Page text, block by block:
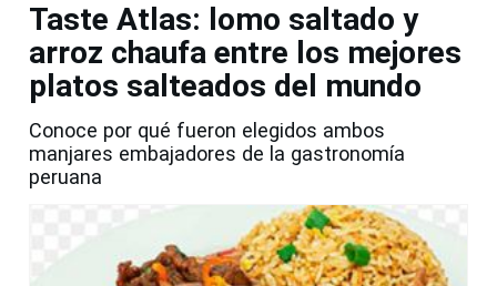
Taste Atlas: lomo saltado y
arroz chaufa entre los mejores
platos salteados del mundo
Conoce por qué fueron elegidos ambos
manjares embajadores de la gastronomía
peruana